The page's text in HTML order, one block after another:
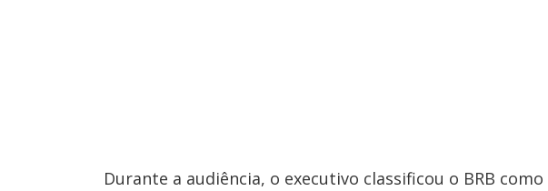
Durante a audiência, o executivo classificou o BRB como